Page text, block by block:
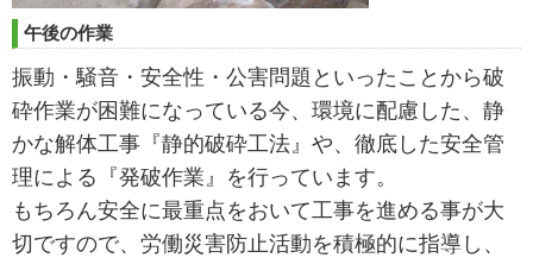
午後の作業
振動・騒音・安全性・公害問題といったことから破
砕作業が困難になっている今、環境に配慮した、静
かな解体工事『静的破砕工法』や、徹底した安全管
理による『発破作業』を行っています。
もちろん安全に最重点をおいて工事を進める事が大
切ですので、労働災害防止活動を積極的に指導し、